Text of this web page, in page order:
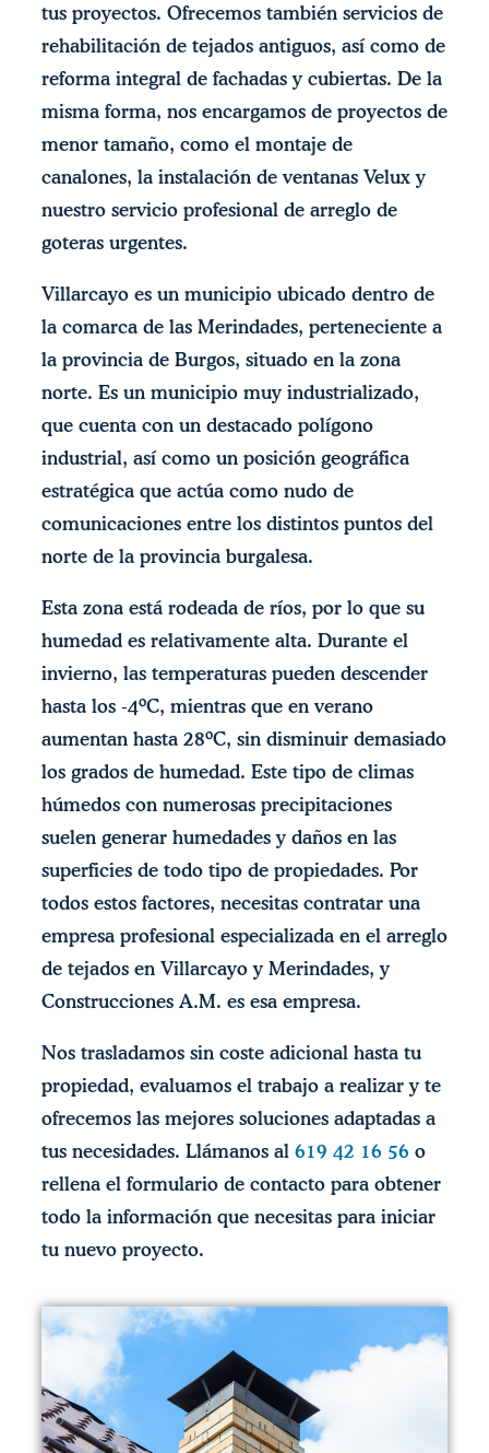
tus proyectos. Ofrecemos también servicios de
rehabilitación de tejados antiguos, así como de
reforma integral de fachadas y cubiertas. De la
misma forma, nos encargamos de proyectos de
menor tamaño, como el montaje de
canalones, la instalación de ventanas Velux y
nuestro servicio profesional de arreglo de
goteras urgentes.
Villarcayo es un municipio ubicado dentro de
la comarca de las Merindades, perteneciente a
la provincia de Burgos, situado en la zona
norte. Es un municipio muy industrializado,
que cuenta con un destacado polígono
industrial, así como un posición geográfica
estratégica que actúa como nudo de
comunicaciones entre los distintos puntos del
norte de la provincia burgalesa.
Esta zona está rodeada de ríos, por lo que su
humedad es relativamente alta. Durante el
invierno, las temperaturas pueden descender
hasta los -4ºC, mientras que en verano
aumentan hasta 28ºC, sin disminuir demasiado
los grados de humedad. Este tipo de climas
húmedos con numerosas precipitaciones
suelen generar humedades y daños en las
superficies de todo tipo de propiedades. Por
todos estos factores, necesitas contratar una
empresa profesional especializada en el arreglo
de tejados en Villarcayo y Merindades, y
Construcciones A.M. es esa empresa.
Nos trasladamos sin coste adicional hasta tu
propiedad, evaluamos el trabajo a realizar y te
ofrecemos las mejores soluciones adaptadas a
tus necesidades. Llámanos al 619 42 16 56 o
rellena el formulario de contacto para obtener
todo la información que necesitas para iniciar
tu nuevo proyecto.